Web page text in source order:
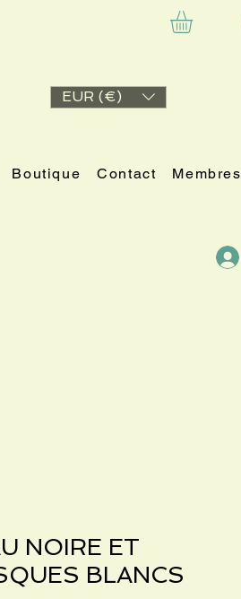
EUR (€)
Boutique Contact Membres
NOIRE ET
BLANCS